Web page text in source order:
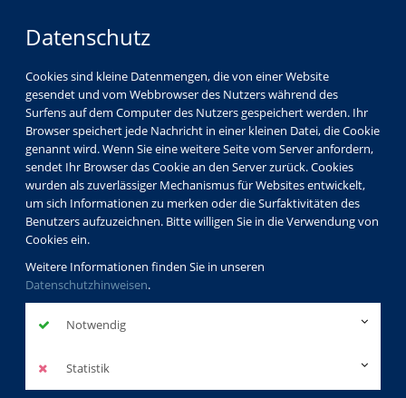
Datenschutz
Cookies sind kleine Datenmengen, die von einer Website
gesendet und vom Webbrowser des Nutzers während des
Surfens auf dem Computer des Nutzers gespeichert werden. Ihr
Browser speichert jede Nachricht in einer kleinen Datei, die Cookie
genannt wird. Wenn Sie eine weitere Seite vom Server anfordern,
sendet Ihr Browser das Cookie an den Server zurück. Cookies
wurden als zuverlässiger Mechanismus für Websites entwickelt,
um sich Informationen zu merken oder die Surfaktivitäten des
Benutzers aufzuzeichnen. Bitte willigen Sie in die Verwendung von
Cookies ein.
Weitere Informationen finden Sie in unseren
Datenschutzhinweisen.
Notwendig
Statistik